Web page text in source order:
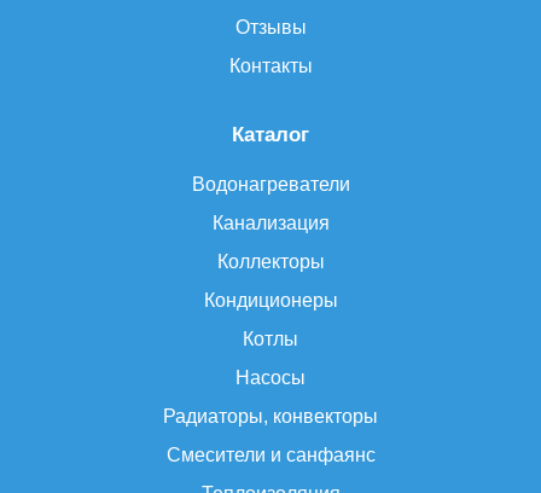
Каталог
Водонагреватели
Канализация
Коллекторы
Кондиционеры
Котлы
Насосы
Радиаторы, конвекторы
Смесители и санфаянс
Отзывы
Контакты